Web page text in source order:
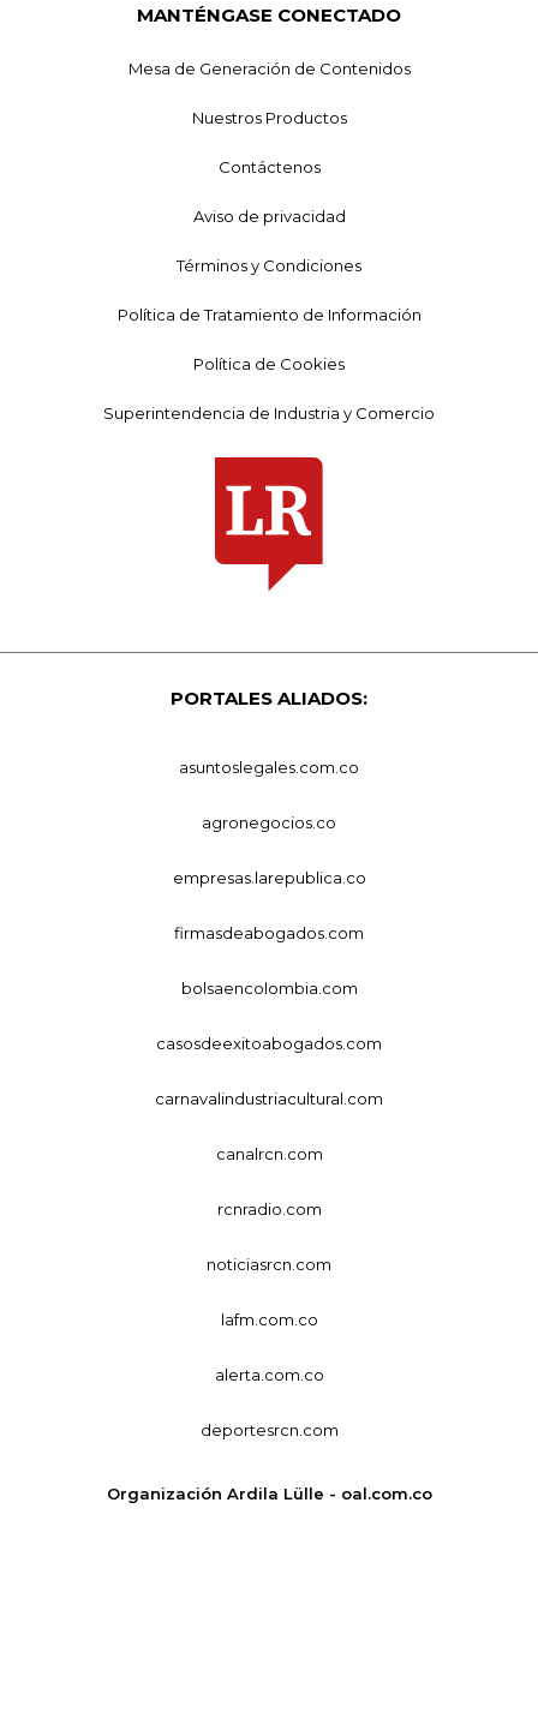
MANTÉNGASE CONECTADO
Mesa de Generación de Contenidos
Nuestros Productos
Contáctenos
Aviso de privacidad
Términos y Condiciones
Política de Tratamiento de Información
Política de Cookies
Superintendencia de Industria y Comercio
PORTALES ALIADOS:
asuntoslegales.com.co
agronegocios.co
empresas.larepublica.co
firmasdeabogados.com
bolsaencolombia.com
casosdeexitoabogados.com
carnavalindustriacultural.com
canalrcn.com
rcnradio.com
noticiasrcn.com
lafm.com.co
alerta.com.co
deportesrcn.com
Organización Ardila Lülle - oal.com.co